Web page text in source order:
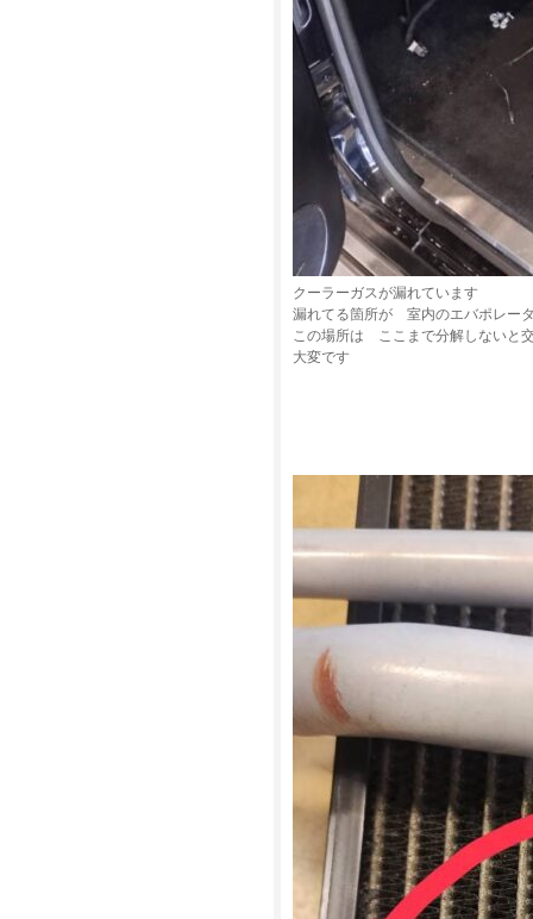
クーラーガスが漏れています
漏れてる箇所が 室内のエバポレー
この場所は ここまで分解しないと
大変です